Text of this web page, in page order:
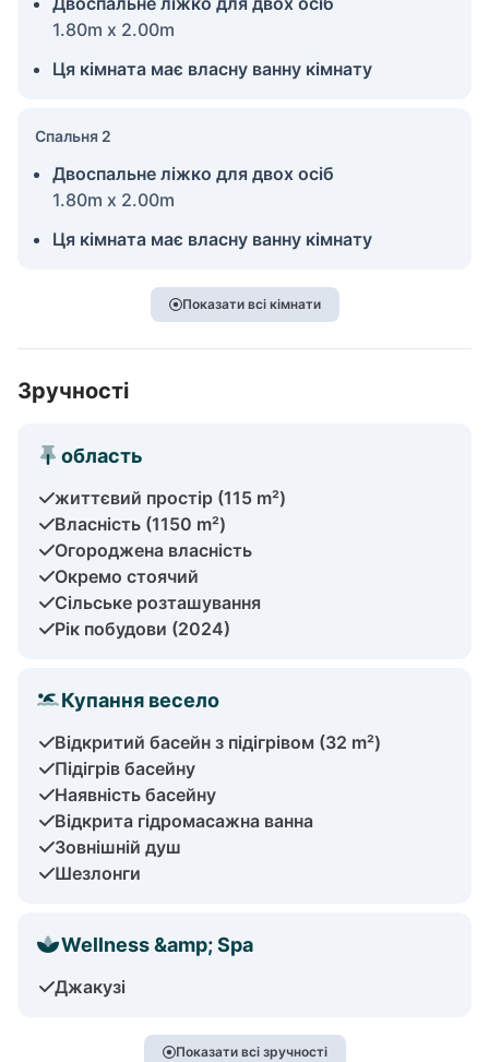
1.80m x 2.00m
Ця кімната має власну ванну кімнату
Спальня 2
Двоспальне ліжко для двох осіб
1.80m x 2.00m
Ця кімната має власну ванну кімнату
Показати всі кімнати
Зручності
область
життєвий простір (115 m²)
Власність (1150 m²)
Огороджена власність
Окремо стоячий
Сільське розташування
Рік побудови (2024)
Купання весело
Відкритий басейн з підігрівом (32 m²)
Підігрів басейну
Наявність басейну
Відкрита гідромасажна ванна
Зовнішній душ
Шезлонги
Wellness &amp; Spa
Джакузі
Показати всі зручності